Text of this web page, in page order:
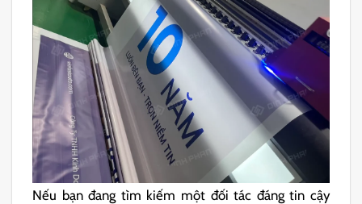
Nếu bạn đang tìm kiếm một đối tác đáng tin cậy